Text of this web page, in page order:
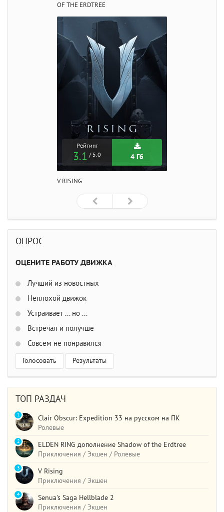
OF THE ERDTREE
Рейтинг
3.1 / 5.0 4 Гб
V RISING
ОПРОС
ОЦЕНИТЕ РАБОТУ ДВИЖКА
Лучший из новостных
Неплохой движок
Устраивает ... но ...
Встречал и получше
Совсем не понравился
Голосовать Результаты
ТОП РАЗДАЧ
Clair Obscur: Expedition 33 на русском на ПК
Ролевые
1
ELDEN RING дополнение Shadow of the Erdtree
Приключения / Экшен / Ролевые
2
V Rising
Приключения / Экшен
3
Senua's Saga Hellblade 2
Приключения / Экшен
4